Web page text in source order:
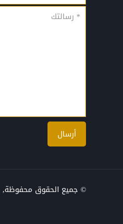
© جميع الحقوق محفوظة,